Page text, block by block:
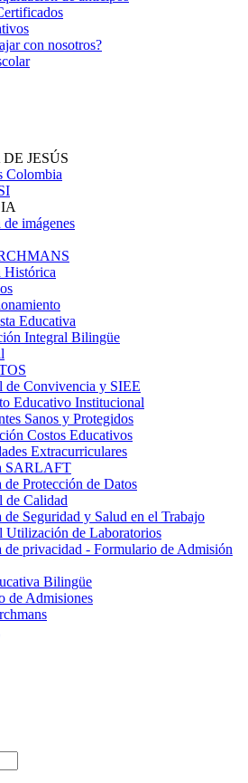
con nosotros?
JESÚS
Colombia
imágenes
Histórica
Educativa
Integral Bilingüe
de Convivencia y SIEE
Educativo Institucional
Sanos y Protegidos
Costos Educativos
Extracurriculares
SARLAFT
de Protección de Datos
de Calidad
de Seguridad y Salud en el Trabajo
Utilización de Laboratorios
de privacidad - Formulario de Admisión
Bilingüe
de Admisiones